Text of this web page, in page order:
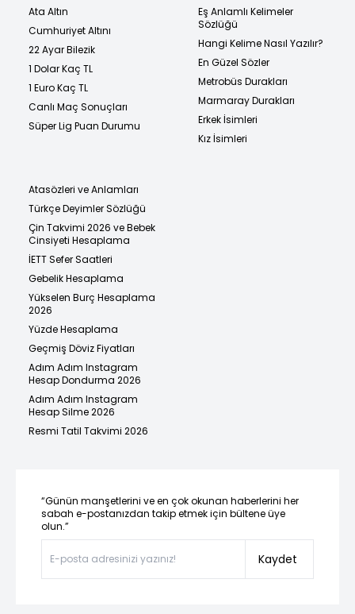
Ata Altın
Cumhuriyet Altını
22 Ayar Bilezik
1 Dolar Kaç TL
1 Euro Kaç TL
Canlı Maç Sonuçları
Süper Lig Puan Durumu
Eş Anlamlı Kelimeler
Sözlüğü
Hangi Kelime Nasıl Yazılır?
En Güzel Sözler
Metrobüs Durakları
Marmaray Durakları
Erkek İsimleri
Kız İsimleri
Atasözleri ve Anlamları
Türkçe Deyimler Sözlüğü
Çin Takvimi 2026 ve Bebek
Cinsiyeti Hesaplama
İETT Sefer Saatleri
Gebelik Hesaplama
Yükselen Burç Hesaplama
2026
Yüzde Hesaplama
Geçmiş Döviz Fiyatları
Adım Adım Instagram
Hesap Dondurma 2026
Adım Adım Instagram
Hesap Silme 2026
Resmi Tatil Takvimi 2026
“Günün manşetlerini ve en çok okunan haberlerini her
sabah e-postanızdan takip etmek için bültene üye
olun.”
Kaydet